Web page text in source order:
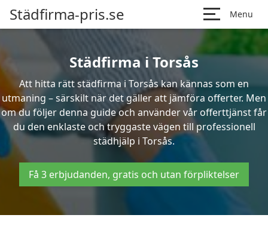
Städfirma-pris.se Menu
Städfirma i Torsås
Att hitta rätt städfirma i Torsås kan kännas som en
utmaning – särskilt när det gäller att jämföra offerter. Men
om du följer denna guide och använder vår offerttjänst får
du den enklaste och tryggaste vägen till professionell
städhjälp i Torsås.
Få 3 erbjudanden, gratis och utan förpliktelser